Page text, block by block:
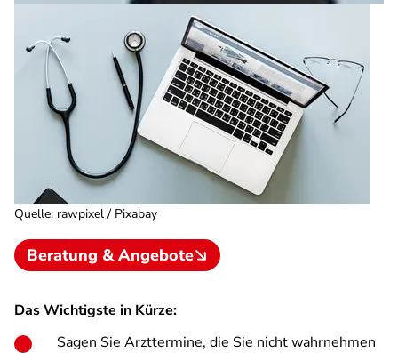
Quelle: rawpixel / Pixabay
Beratung & Angebote
Das Wichtigste in Kürze:
Sagen Sie Arzttermine, die Sie nicht wahrnehmen